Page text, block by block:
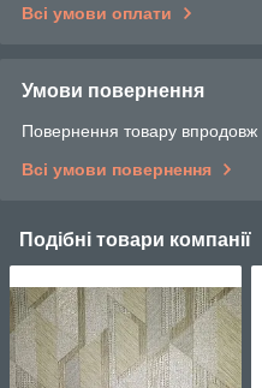
Всі умови оплати
Умови повернення
Повернення товару впродовж
Всі умови повернення
Подібні товари компанії